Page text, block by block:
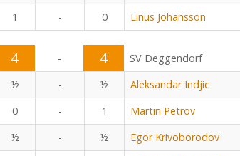
1 - 0 Linus Johansson
4 - 4
SV Deggendorf
½ - ½ Aleksandar Indjic
0 - 1 Martin Petrov
½ - ½ Egor Krivoborodov